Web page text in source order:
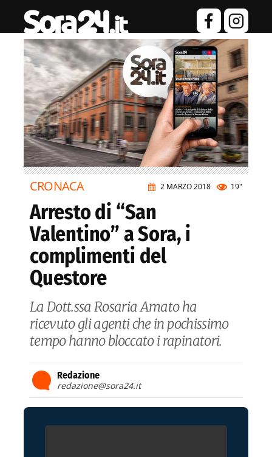
2 MARZO 2018 19"
CRONACA
Arresto di “San
Valentino” a Sora, i
complimenti del
Questore
La Dott.ssa Rosaria Amato ha
ricevuto gli agenti che in pochissimo
tempo hanno bloccato i rapinatori.
Redazione
redazione@sora24.it